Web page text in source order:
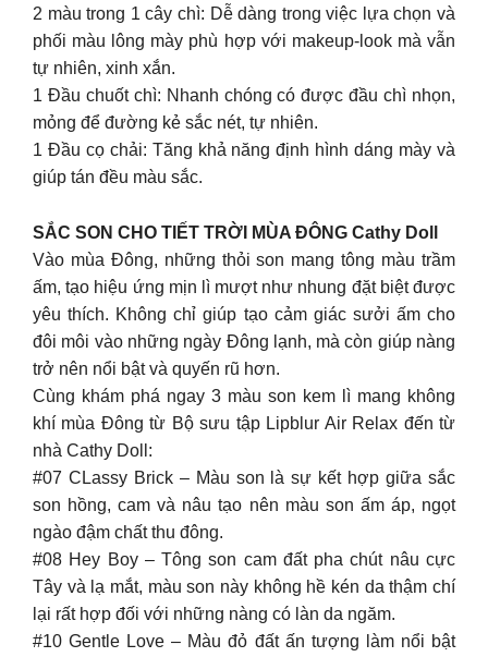
2 màu trong 1 cây chì: Dễ dàng trong việc lựa chọn và
phối màu lông mày phù hợp với makeup-look mà vẫn
tự nhiên, xinh xắn.
1 Đầu chuốt chì: Nhanh chóng có được đầu chì nhọn,
mỏng để đường kẻ sắc nét, tự nhiên.
1 Đầu cọ chải: Tăng khả năng định hình dáng mày và
giúp tán đều màu sắc.
SẮC SON CHO TIẾT TRỜI MÙA ĐÔNG Cathy Doll
Vào mùa Đông, những thỏi son mang tông màu trầm
ấm, tạo hiệu ứng mịn lì mượt như nhung đặt biệt được
yêu thích. Không chỉ giúp tạo cảm giác sưởi ấm cho
đôi môi vào những ngày Đông lạnh, mà còn giúp nàng
trở nên nổi bật và quyến rũ hơn.
Cùng khám phá ngay 3 màu son kem lì mang không
khí mùa Đông từ Bộ sưu tập Lipblur Air Relax đến từ
nhà Cathy Doll:
#07 CLassy Brick – Màu son là sự kết hợp giữa sắc
son hồng, cam và nâu tạo nên màu son ấm áp, ngọt
ngào đậm chất thu đông.
#08 Hey Boy – Tông son cam đất pha chút nâu cực
Tây và lạ mắt, màu son này không hề kén da thậm chí
lại rất hợp đối với những nàng có làn da ngăm.
#10 Gentle Love – Màu đỏ đất ấn tượng làm nổi bật